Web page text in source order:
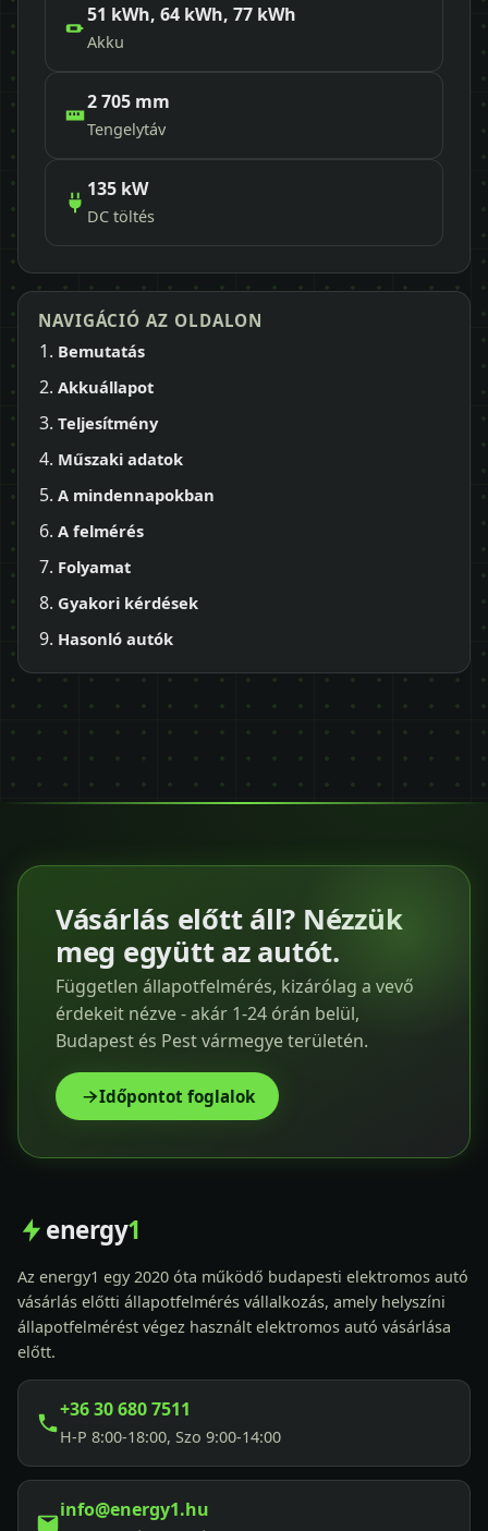
51 kWh, 64 kWh, 77 kWh
Akku
2 705 mm
Tengelytáv
135 kW
DC töltés
NAVIGÁCIÓ AZ OLDALON
Bemutatás
Akkuállapot
Teljesítmény
Műszaki adatok
A mindennapokban
A felmérés
Folyamat
Gyakori kérdések
Hasonló autók
Vásárlás előtt áll? Nézzük
meg együtt az autót.
Független állapotfelmérés, kizárólag a vevő
érdekeit nézve - akár 1-24 órán belül,
Budapest és Pest vármegye területén.
Időpontot foglalok
energy1
Az energy1 egy 2020 óta működő budapesti elektromos autó
vásárlás előtti állapotfelmérés vállalkozás, amely helyszíni
állapotfelmérést végez használt elektromos autó vásárlása
előtt.
+36 30 680 7511
H-P 8:00-18:00, Szo 9:00-14:00
info@energy1.hu